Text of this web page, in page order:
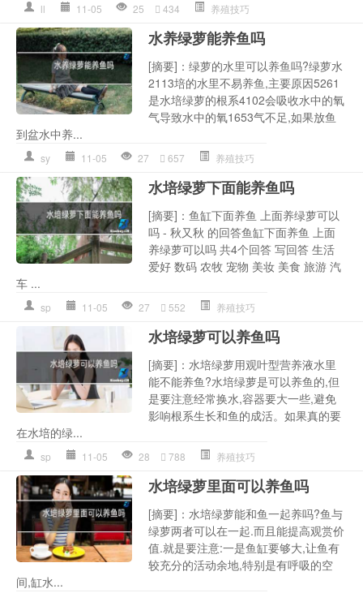
ll 11-05 25 434 养殖技巧
水养绿萝能养鱼吗
[摘要]：绿萝的水里可以养鱼吗?绿萝水
2113培的水里不易养鱼,主要原因5261
是水培绿萝的根系4102会吸收水中的氧
气导致水中的氧1653气不足,如果放鱼
到盆水中养...
sy 11-05 27 657 养殖技巧
水培绿萝下面能养鱼吗
[摘要]：鱼缸下面养鱼 上面养绿萝可以
吗 - 秋又秋 的回答鱼缸下面养鱼 上面
养绿萝可以吗 共4个回答 写回答 生活
爱好 数码 农牧 宠物 美妆 美食 旅游 汽
车 ...
sp 11-05 27 552 养殖技巧
水培绿萝可以养鱼吗
[摘要]：水培绿萝用观叶型营养液水里
能不能养鱼?水培绿萝是可以养鱼的,但
是要注意经常换水,容器要大一些,避免
影响根系生长和鱼的成活。如果真的要
在水培的绿...
sp 11-05 28 788 养殖技巧
水培绿萝里面可以养鱼吗
[摘要]：水培绿萝能和鱼一起养吗?鱼与
绿萝两者可以在一起.而且能提高观赏价
值.就是要注意:一是鱼缸要够大,让鱼有
较充分的活动余地,特别是有呼吸的空
间,缸水...